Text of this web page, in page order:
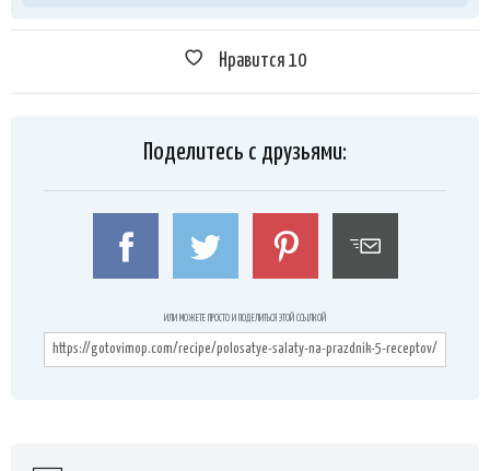
Нравится 10
Поделитесь с друзьями:
ИЛИ МОЖЕТЕ ПРОСТО И ПОДЕЛИТЬСЯ ЭТОЙ ССЫЛКОЙ